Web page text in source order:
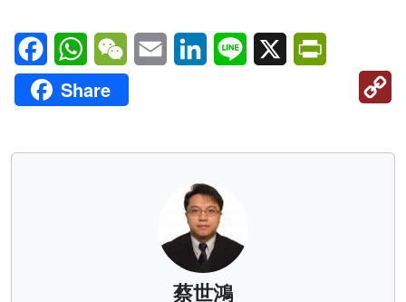
FacebookWhatsAppWeChatEmail LinkedInLine X
Share
蔡世鴻